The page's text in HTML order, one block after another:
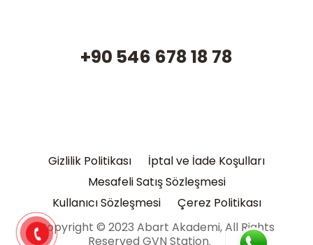
+90 546 678 18 78
Gizlilik Politikası
İptal ve İade Koşulları
Mesafeli Satış Sözleşmesi
Kullanıcı Sözleşmesi
Çerez Politikası
Copyright © 2023 Abart Akademi, All Rights
Reserved GVN Station.